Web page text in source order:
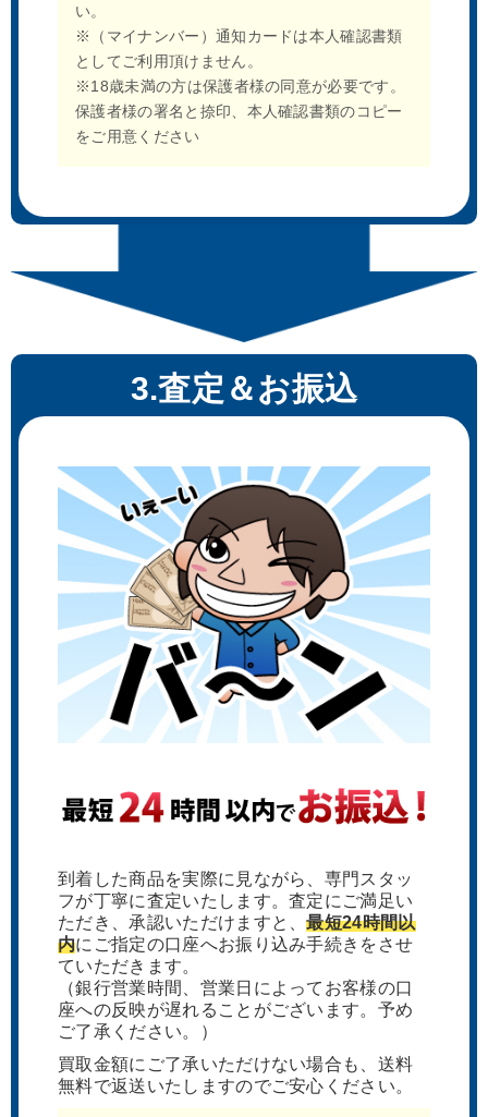
い。
※（マイナンバー）通知カードは本人確認書類
としてご利用頂けません。
※18歳未満の方は保護者様の同意が必要です。
保護者様の署名と捺印、本人確認書類のコピー
をご用意ください
3.査定＆お振込
到着した商品を実際に見ながら、専門スタッ
フが丁寧に査定いたします。査定にご満足い
ただき、承認いただけますと、最短24時間以
内にご指定の口座へお振り込み手続きをさせ
ていただきます。
（銀行営業時間、営業日によってお客様の口
座への反映が遅れることがございます。予め
ご了承ください。）
買取金額にご了承いただけない場合も、送料
無料で返送いたしますのでご安心ください。